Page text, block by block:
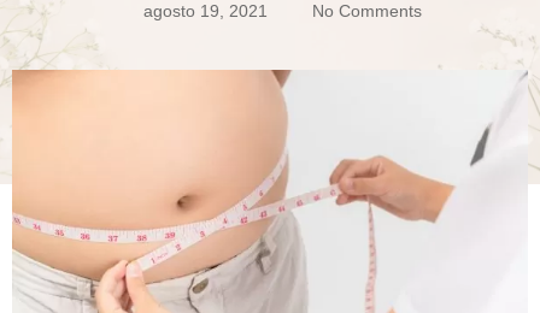
agosto 19, 2021 No Comments